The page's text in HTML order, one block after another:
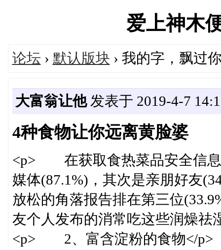
爱上神木
论坛 › 默认版块 › 我的字，飘过
大富翁让他发表于 2019-4-7
4种食物让你远离黄脸婆
<p> 在获取食热菜品安全信息
媒体(87.1%)，其次是亲朋好友
放松的角落报告排在第三位
友个人发布的消常吃这些润燥祛
<p> 2、富含淀粉的食物</p>